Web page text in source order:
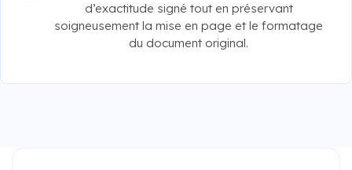
d’exactitude signé tout en préservant
soigneusement la mise en page et le formatage
du document original.